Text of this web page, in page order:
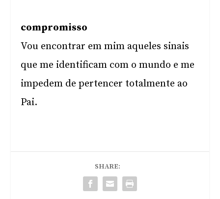
compromisso
Vou encontrar em mim aqueles sinais
que me identificam com o mundo e me
impedem de pertencer totalmente ao
Pai.
SHARE: